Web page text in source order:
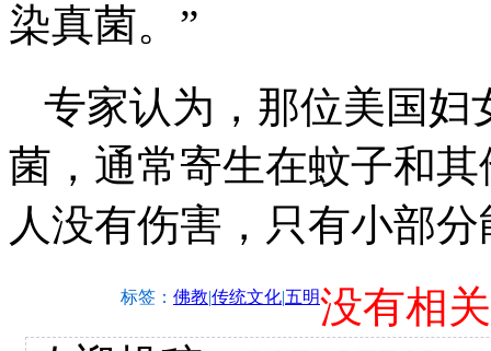
染真菌。”
专家认为，那位美国妇
菌，通常寄生在蚊子和
人没有伤害，只有小部
标签： 佛教|传统文化|五明没有相